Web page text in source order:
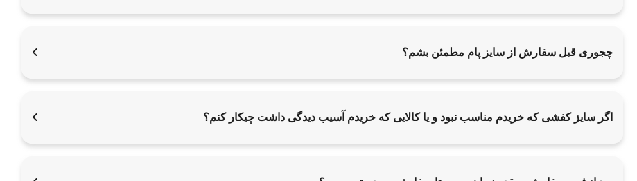
چجوری قبل سفارش از سایز پام مطمئن بشم؟
اگر سایز کفشی که خریدم مناسب نبود و یا کالایی که خریدم آسیب دیدگی داشت چیکار کنم؟